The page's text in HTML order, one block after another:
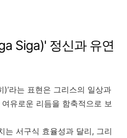
Siga)' 정신과 유연
라는 표현은 그리스의 일상과
유로운 리듬을 함축적으로 보
는 서구식 효율성과 달리, 그리